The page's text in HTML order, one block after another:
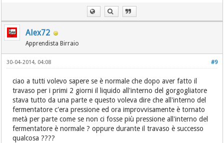
Alex72
Apprendista Birraio
#9
30-04-2014, 04:08
ciao a tutti volevo sapere se è normale che dopo aver fatto il
travaso per i primi 2 giorni il liquido all'interno del gorgogliatore
stava tutto da una parte e questo voleva dire che all'interno del
fermentatore c'era pressione ed ora improvvisamente è tornato
metà per parte come se non ci fosse più pressione all'interno del
fermentatore è normale ? oppure durante il travaso è successo
qualcosa ????